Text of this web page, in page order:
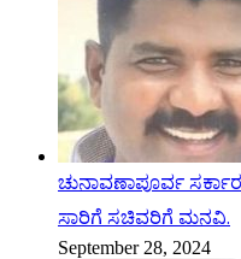
ಚುನಾವಣಾಪೂರ್ವ
ಸಾರಿಗೆ ಸಚಿವರಿಗೆ ಮನವಿ.
September 28, 2024